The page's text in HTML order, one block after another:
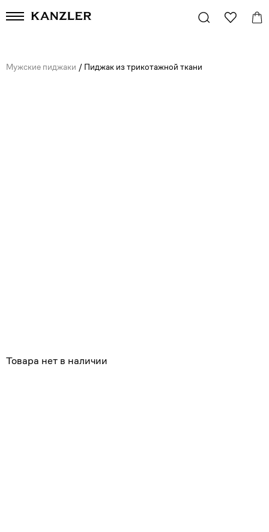
Мужские пиджаки / Пиджак из трикотажной ткани
Товара нет в наличии